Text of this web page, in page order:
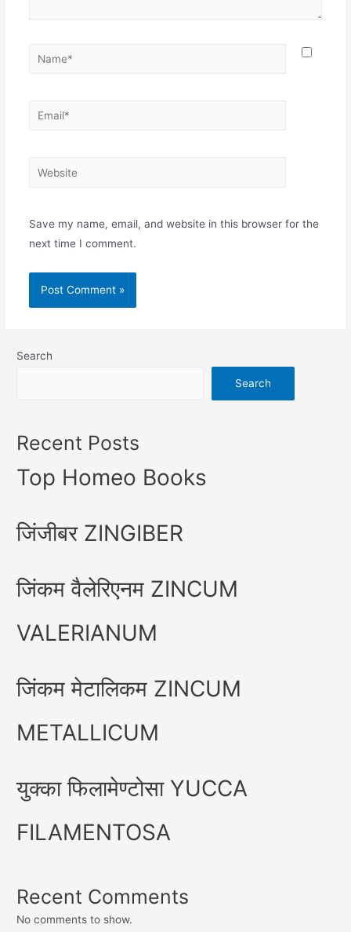
Name*
Email*
Website
Save my name, email, and website in this browser for the
next time I comment.
Search
Search
Recent Posts
Top Homeo Books
जिंजीबर ZINGIBER
जिंकम वैलेरिएनम ZINCUM
VALERIANUM
जिंकम मेटालिकम ZINCUM
METALLICUM
युक्का फिलामेण्टोसा YUCCA
FILAMENTOSA
Recent Comments
No comments to show.